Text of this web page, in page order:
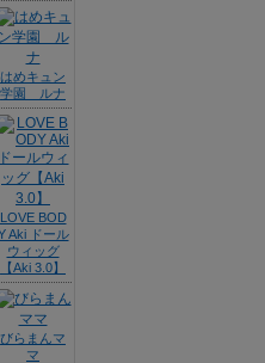
はめキュン
学園 ルナ
LOVE BOD
Aki ドール
ウィッグ
【Aki 3.0】
びらまんマ
マ